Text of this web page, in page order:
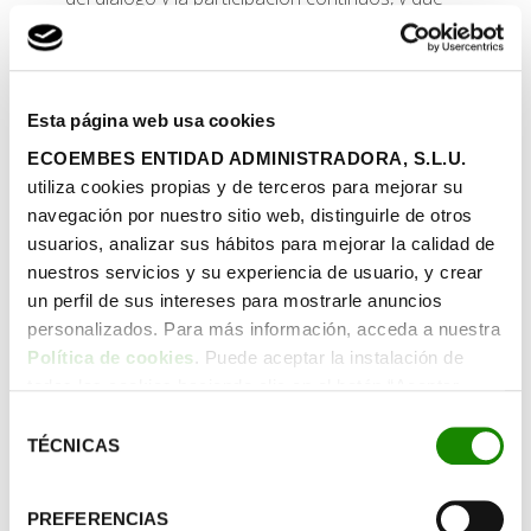
Esta página web usa cookies
ECOEMBES ENTIDAD ADMINISTRADORA, S.L.U.
utiliza cookies propias y de terceros para mejorar su
navegación por nuestro sitio web, distinguirle de otros
usuarios, analizar sus hábitos para mejorar la calidad de
nuestros servicios y su experiencia de usuario, y crear
un perfil de sus intereses para mostrarle anuncios
personalizados. Para más información, acceda a nuestra
Política de cookies. Puede aceptar la instalación de
botón “Configurar cookies”, o rechazar su instalación,
TÉCNICAS
PREFERENCIAS
proporciona una remuneración justa a los
trabajo forzoso.Las organizaciones se adhieren a
la Convención de la ONU sobre los Derechos del
Niño y a la legislación nacional y local sobre el
empleo de menores.
Compromiso con la no discriminación, equidad de
género y el empoderamiento económico de las
mujeres, y la libertad de asociación. La
organización no discrimina en la contratación, la
persona por motivos de raza, casta, nacionalidad,
religión, discapacidad, género, orientación etc.
Garantizar buenas condiciones de trabajo.Se vela